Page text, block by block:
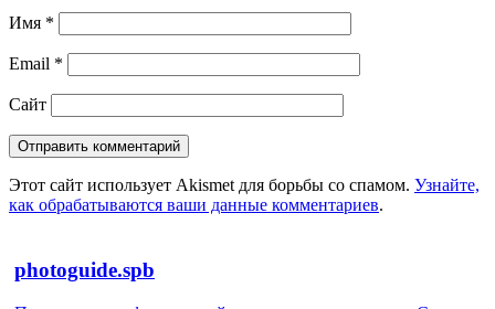
Имя *
Email *
Сайт
Этот сайт использует Akismet для борьбы со спамом. Узнайте,
как обрабатываются ваши данные комментариев.
photoguide.spb